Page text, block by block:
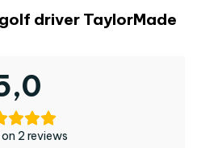
driver TaylorMade
2 reviews